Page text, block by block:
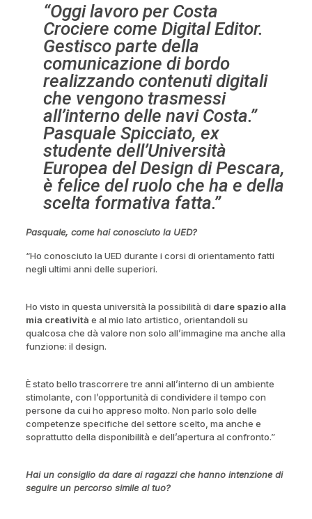
“Oggi lavoro per Costa
Crociere come Digital Editor.
Gestisco parte della
comunicazione di bordo
realizzando contenuti digitali
che vengono trasmessi
all’interno delle navi Costa.”
Pasquale Spicciato, ex
studente dell’Università
Europea del Design di Pescara,
è felice del ruolo che ha e della
scelta formativa fatta.”
Pasquale, come hai conosciuto la UED?
“Ho conosciuto la UED durante i corsi di orientamento fatti
negli ultimi anni delle superiori.
Ho visto in questa università la possibilità di dare spazio alla
mia creatività e al mio lato artistico, orientandoli su
qualcosa che dà valore non solo all’immagine ma anche alla
funzione: il design.
È stato bello trascorrere tre anni all’interno di un ambiente
stimolante, con l’opportunità di condividere il tempo con
persone da cui ho appreso molto. Non parlo solo delle
competenze specifiche del settore scelto, ma anche e
soprattutto della disponibilità e dell’apertura al confronto.”
Hai un consiglio da dare ai ragazzi che hanno intenzione di
seguire un percorso simile al tuo?